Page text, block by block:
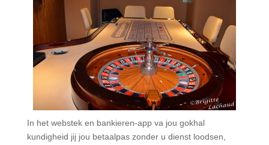
In het webstek en bankieren-app va jou gokhal
kundigheid jij jou betaalpas zonder u dienst loodsen,